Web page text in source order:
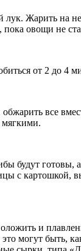
лук. Жарить на
пока овощи не
от 2 до 4
все
мягкими.
будут готовы,
с картошкой,
и
это могут быть,